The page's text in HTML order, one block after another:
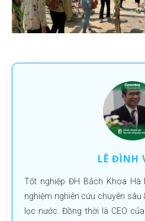
LÊ ĐÌNH
Tốt nghiệp ĐH Bách Khoa
nghiệm nghiên cứu chuyên
lọc nước. Đồng thời là CEO